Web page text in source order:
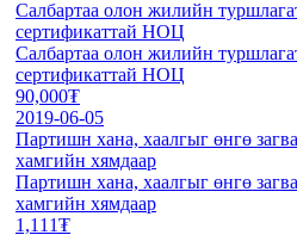
Салбартаа олон жилийн
сертификаттай НОЦ
Салбартаа олон жилийн
сертификаттай НОЦ
90,000₮
2019-06-05
Партишн хана, хаалгыг өнгө
хамгийн хямдаар
Партишн хана, хаалгыг өнгө
хамгийн хямдаар
1,111₮